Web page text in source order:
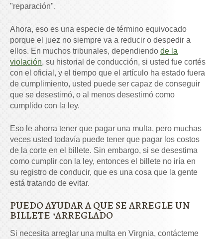
"reparación".
Ahora, eso es una especie de término equivocado
porque el juez no siempre va a reducir o despedir a
ellos. En muchos tribunales, dependiendo de la
violación, su historial de conducción, si usted fue cortés
con el oficial, y el tiempo que el artículo ha estado fuera
de cumplimiento, usted puede ser capaz de conseguir
que se desestimó, o al menos desestimó como
cumplido con la ley.
Eso le ahorra tener que pagar una multa, pero muchas
veces usted todavía puede tener que pagar los costos
de la corte en el billete. Sin embargo, si se desestima
como cumplir con la ley, entonces el billete no iría en
su registro de conducir, que es una cosa que la gente
está tratando de evitar.
PUEDO AYUDAR A QUE SE ARREGLE UN
BILLETE "ARREGLADO
Si necesita arreglar una multa en Virgnia, contácteme